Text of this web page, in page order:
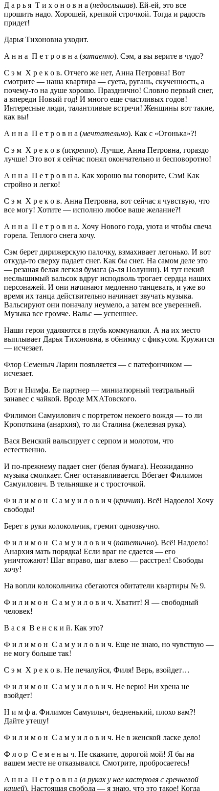
Д а р ь я Т и х о н о в н а (недослышав). Ей-ей, это все
прошить надо. Хорошей, крепкой строчкой. Тогда и радость
придет!
Дарья Тихоновна уходит.
А н н а П е т р о в н а (затаенно). Сэм, а вы верите в чудо?
С э м Х р е к о в. Отчего же нет, Анна Петровна! Вот
смотрите — наша квартира — суета, ругань, скученность, а
почему-то на душе хорошо. Празднично! Словно первый снег,
а впереди Новый год! И много еще счастливых годов!
Интересные люди, талантливые встречи! Женщины вот такие,
как вы!
А н н а П е т р о в н а (мечтательно). Как с «Огонька»?!
С э м Х р е к о в (искренно). Лучше, Анна Петровна, гораздо
лучше! Это вот я сейчас понял окончательно и бесповоротно!
А н н а П е т р о в н а. Как хорошо вы говорите, Сэм! Как
стройно и легко!
С э м Х р е к о в. Анна Петровна, вот сейчас я чувствую, что
все могу! Хотите — исполню любое ваше желание?!
А н н а П е т р о в н а. Хочу Нового года, уюта и чтобы свеча
горела. Теплого снега хочу.
Сэм берет дирижерскую палочку, взмахивает легонько. И вот
откуда-то сверху падает снег. Как бы снег. На самом деле это
— резаная белая легкая бумага (а-ля Полунин). И тут некий
неслышимый вальсок вдруг исподволь трогает сердца наших
персонажей. И они начинают медленно танцевать, и уже во
время их танца действительно начинает звучать музыка.
Вальсируют они поначалу неумело, а затем все уверенней.
Музыка все громче. Вальс — успешнее.
Наши герои удаляются в глубь коммуналки. А на их место
выплывает Дарья Тихоновна, в обнимку с фикусом. Кружится
— исчезает.
Флор Семеныч Ларин появляется — с патефончиком —
исчезает.
Вот и Нимфа. Ее партнер — миниатюрный театральный
занавес с чайкой. Вроде МХАТовского.
Филимон Самуилович с портретом некоего вождя — то ли
Кропоткина (анархия), то ли Сталина (железная рука).
Вася Венский вальсирует с серпом и молотом, что
естественно.
И по-прежнему падает снег (белая бумага). Неожиданно
музыка смолкает. Снег останавливается. Вбегает Филимон
Самуилович. В тельняшке и с тросточкой.
Ф и л и м о н С а м у и л о в и ч (кричит). Всё! Надоело! Хочу
свободы!
Берет в руки колокольчик, гремит однозвучно.
Ф и л и м о н С а м у и л о в и ч (патетично). Всё! Надоело!
Анархия мать порядка! Если враг не сдается — его
уничтожают! Шаг вправо, шаг влево — расстрел! Свободы
хочу!
На вопли колокольчика сбегаются обитатели квартиры № 9.
Ф и л и м о н С а м у и л о в и ч. Хватит! Я — свободный
человек!
В а с я В е н с к и й. Как это?
Ф и л и м о н С а м у и л о в и ч. Еще не знаю, но чувствую —
не могу больше так!
С э м Х р е к о в. Не печалуйся, Филя! Верь, взойдет…
Ф и л и м о н С а м у и л о в и ч. Не верю! Ни хрена не
взойдет!
Н и м ф а. Филимон Самуилыч, бедненький, плохо вам?!
Дайте утешу!
Ф и л и м о н С а м у и л о в и ч. Не в женской ласке дело!
Ф л о р С е м е н ы ч. Не скажите, дорогой мой! Я бы на
вашем месте не отказывался. Смотрите, пробросаетесь!
А н н а П е т р о в н а (в руках у нее кастрюля с гречневой
кашей). Настоящая свобода — я знаю, что это такое! Когда